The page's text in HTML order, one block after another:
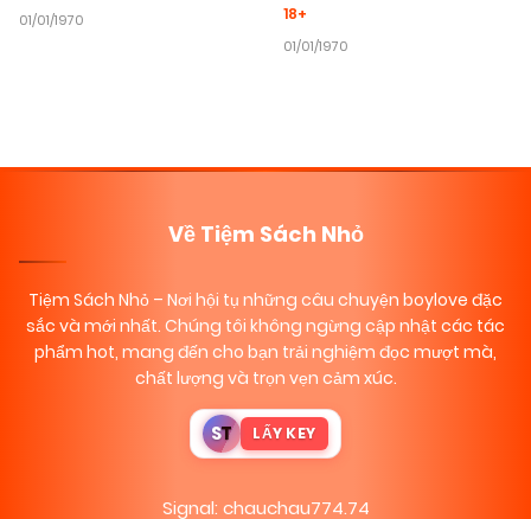
01/01/1970
18+
01/01/1970
Về Tiệm Sách Nhỏ
Tiệm Sách Nhỏ – Nơi hội tụ những câu chuyện boylove đặc
sắc và mới nhất. Chúng tôi không ngừng cập nhật các tác
phẩm hot, mang đến cho bạn trải nghiệm đọc mượt mà,
chất lượng và trọn vẹn cảm xúc.
ST LẤY KEY
Signal: chauchau774.74